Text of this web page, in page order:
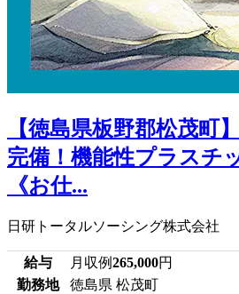
【徳島県板野郡松茂町
完備！機能性プラスチ
《お仕...
日研トータルソーシング株式会社
給与 月収例265,000円
勤務地
徳島県 松茂町